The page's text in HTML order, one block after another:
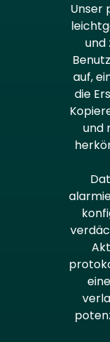
Unser
und
auf,
die
und